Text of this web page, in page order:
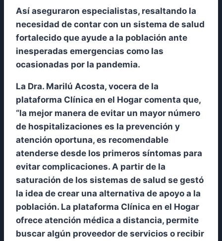
Así aseguraron especialistas, resaltando la
necesidad de contar con un sistema de salud
fortalecido que ayude a la población ante
inesperadas emergencias como las
ocasionadas por la pandemia.
La Dra. Marilú Acosta, vocera de la
plataforma Clínica en el Hogar comenta que,
“la mejor manera de evitar un mayor número
de hospitalizaciones es la prevención y
atención oportuna, es recomendable
atenderse desde los primeros síntomas para
evitar complicaciones. A partir de la
saturación de los sistemas de salud se gestó
la idea de crear una alternativa de apoyo a la
población. La plataforma Clínica en el Hogar
ofrece atención médica a distancia, permite
buscar algún proveedor de servicios o recibir